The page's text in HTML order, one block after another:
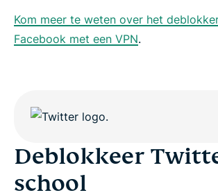
Kom meer te weten over het
Facebook met een VPN.
Deblokkeer
school